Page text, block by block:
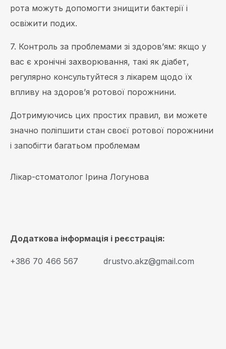
рота можуть допомогти знищити бактерії і
освіжити подих.
7. Контроль за проблемами зі здоров’ям: якщо у
вас є хронічні захворювання, такі як діабет,
регулярно консультуйтеся з лікарем щодо їх
впливу на здоров’я ротової порожнини.
Дотримуючись цих простих правил, ви можете
значно поліпшити стан своєї ротової порожнини
і запобігти багатьом проблемам
Лікар-стоматолог Ірина Логунова
Додаткова інформація і реєстрація:
+386 70 466 567 drustvo.akz@gmail.com